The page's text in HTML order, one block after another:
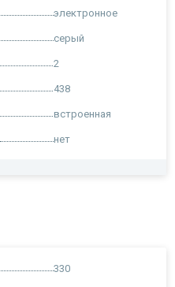
электронное
серый
2
438
встроенная
нет
330